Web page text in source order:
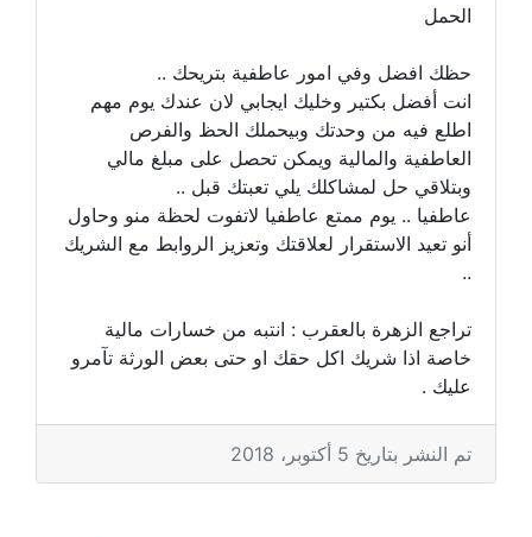
الحمل
حظك افضل وفي امور عاطفية بتريحك ..
انت أفضل بكتير وخليك ايجابي لان عندك يوم مهم
اطلع فيه من وحدتك وبيحملك الحظ والفرص
العاطفية والمالية ويمكن تحصل على مبلغ مالي
وبتلاقي حل لمشاكلك يلي تعبتك قبل ..
عاطفيا .. يوم ممتع عاطفيا لاتفوت لحظة منو وحاول
أنو تعيد الاستقرار لعلاقتك وتعزيز الروابط مع الشريك
..
تراجع الزهرة بالعقرب : انتبه من خسارات مالية
خاصة اذا شريك اكل حقك او حتى بعض الورثة تآمرو
عليك .
تم النشر بتاريخ 5 أكتوبر، 2018